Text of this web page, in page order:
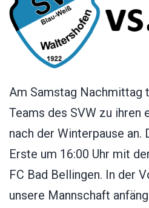
Am Samstag Nachmittag
Teams des SVW zu ihren
nach der Winterpause an.
Erste um 16:00 Uhr mit
FC Bad Bellingen. In der
unsere Mannschaft